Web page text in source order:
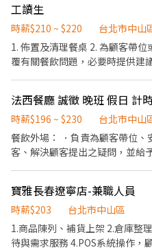
人為本」注重團隊合作及交流
學習到日本商業禮儀、衛生知識
的經營管理，例如：成本控管
制度完善，依努力及成果將有
度，加班費為5分鐘為單位計算
全台灣，讓更多人有機會品嚐美
務類別 餐飲服務生、工讀生、門
健檢 ★勞保、健保，6％勞退提撥 ⭕【工作說明】 《內場》:餐點製
作、食材備料、進貨盤點 《外場
整潔 ★開朗活潑有笑容 ★ＳＯＰ專業流程 ★無經驗可 ★提供完善
職前教育訓練 ⭕【經營理念】 我們是日本第一的速食連鎖ZENSHO
現作提供美味可口的日本國民美
餐環境、熱情用心的服務態度、
全，顧客安心。不論是單獨一人
受用餐的樂趣。
工讀生
時薪$210 ~ $220
台北市中山
1. 佈置及清理餐桌 2. 為顧客帶
覆有關餐飲問題，必要時提供建
晚班需幫忙收店事宜 可排班 週六週日需選一天上班！ 一個月後視工
作狀況調薪
法西餐廳 誠徵 晚班 假日 計
時薪$196 ~ $230
台北市中山
餐飲外場： ．負責為顧客帶位
客、解決顧客提出之疑問，並給
負責結帳、收銀等工作。 餐飲
前與烹飪中之準備工作與其他餐
切各種食材。 ．負責清理工作環
所需要的食材。 ．協助測量食材
寶雅長春遼寧店-兼職人員
時薪$203
台北市中山區
1.商品陳列、補貨上架 2.倉庫整
待與需求服務 4.POS系統操作，